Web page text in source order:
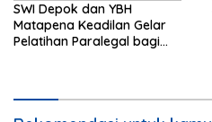
SWI Depok dan YBH
Matapena Keadilan Gelar
Pelatihan Paralegal bagi